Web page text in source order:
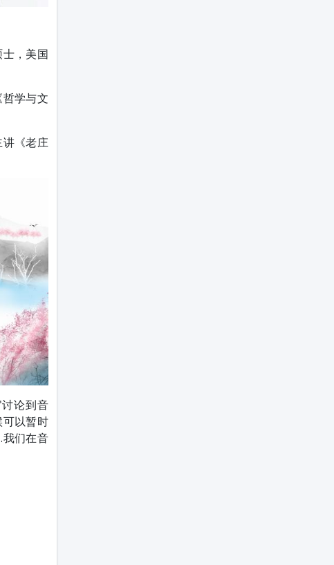
，美国
学与文
《老庄
论到音
以暂时
们在音